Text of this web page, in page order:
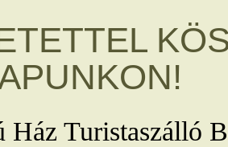
Ház Turistaszálló